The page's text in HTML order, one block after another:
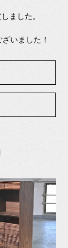
ました。
いました！